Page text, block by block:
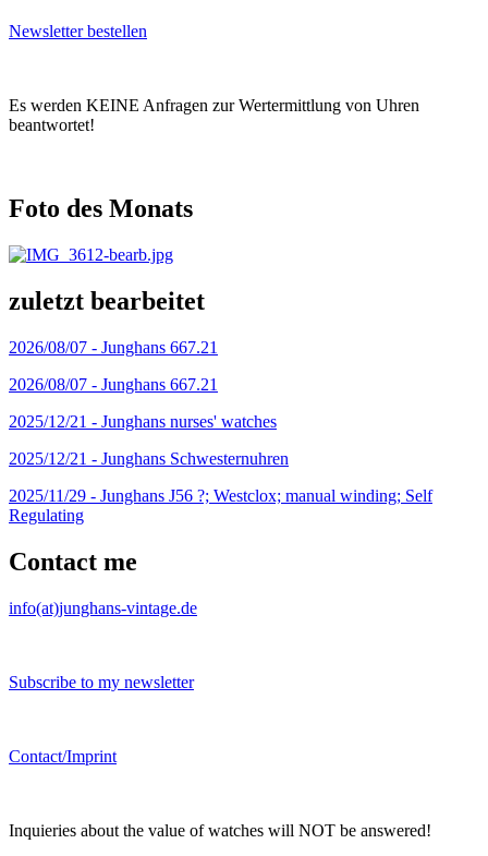
Newsletter bestellen
Es werden KEINE Anfragen zur Wertermittlung von Uhren
beantwortet!
Foto des Monats
zuletzt bearbeitet
2026/08/07 - Junghans 667.21
2026/08/07 - Junghans 667.21
2025/12/21 - Junghans nurses' watches
2025/12/21 - Junghans Schwesternuhren
2025/11/29 - Junghans J56 ?; Westclox; manual winding; Self
Regulating
Contact me
info(at)junghans-vintage.de
Subscribe to my newsletter
Contact/Imprint
Inquieries about the value of watches will NOT be answered!